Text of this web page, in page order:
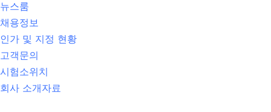
뉴스룸
채용정보
인가 및 지정 현황
고객문의
시험소위치
회사 소개자료